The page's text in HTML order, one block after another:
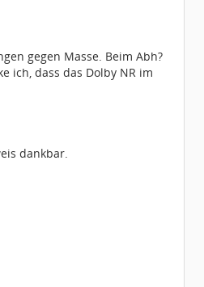
gegen Masse. Beim Abh?
ich, dass das Dolby NR im
dankbar.